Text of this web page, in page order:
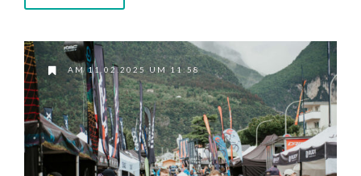
AM 11.02.2025 UM 11:58